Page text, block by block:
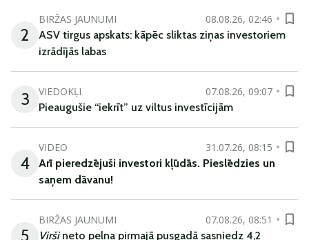
2
BIRŽAS JAUNUMI
08.08.26, 02:46
ASV tirgus apskats: kāpēc sliktas ziņas investoriem
izrādījās labas
3 VIEDOKĻI
07.08.26, 09:07
Pieaugušie “iekrīt” uz viltus investīcijām
4
VIDEO
31.07.26, 08:15
Arī pieredzējuši investori kļūdās. Pieslēdzies un
saņem dāvanu!
5
BIRŽAS JAUNUMI
07.08.26, 08:51
Viršineto peļņa pirmajā pusgadā sasniedz 4,2